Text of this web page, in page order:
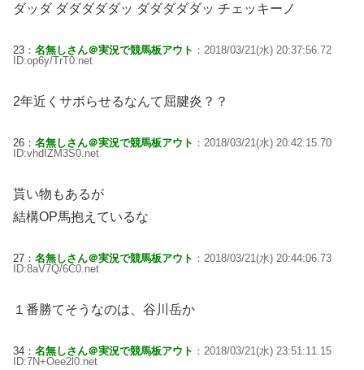
ダッダ ダダダダダッ ダダダダダッ チェッキーノ
23： 名無しさん＠実況で競馬板アウト ：2018/03/21(水) 20:37:56.72
ID:op6y/TrT0.net
2年近くサボらせるなんて屈腱炎？？
26： 名無しさん＠実況で競馬板アウト ：2018/03/21(水) 20:42:15.70
ID:vhdIZM3S0.net
貰い物もあるが
結構OP馬抱えているな
27： 名無しさん＠実況で競馬板アウト ：2018/03/21(水) 20:44:06.73
ID:8aV7Q/6C0.net
１番勝てそうなのは、谷川岳か
34： 名無しさん＠実況で競馬板アウト ：2018/03/21(水) 23:51:11.15
ID:7N+Oee2l0.net